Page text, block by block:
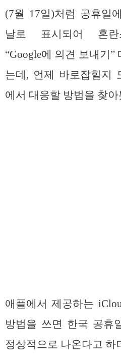
(7월 17일)처럼 공휴일
날로 표시되어 혼란
“Google에 의견 보내기”
는데, 언제 바로잡힐지
에서 대응할 방법을 찾
애플에서 제공하는
방법을 쓰면 한국 공휴
정상적으로 나온다고 하